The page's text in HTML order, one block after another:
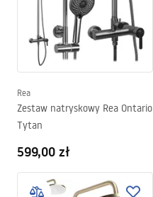
Rea
Zestaw natryskowy Rea Ontario
Tytan
599,00 zł